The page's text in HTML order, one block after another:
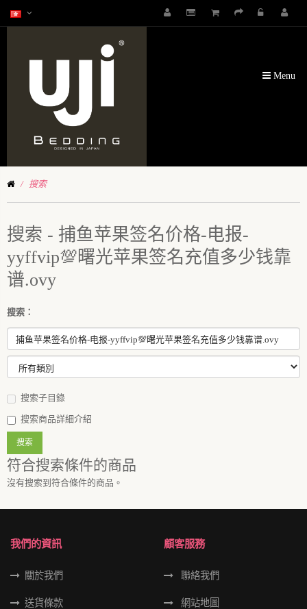
Menu
搜索
搜索 - 捕鱼苹果签名价格-电报-
yyffvip💯曙光苹果签名充值多少钱靠
谱.ovy
搜索：
搜索子目錄
搜索商品詳細介紹
符合搜索條件的商品
沒有搜索到符合條件的商品。
我們的資訊
關於我們
送貨條款
顧客服務
聯絡我們
網站地圖